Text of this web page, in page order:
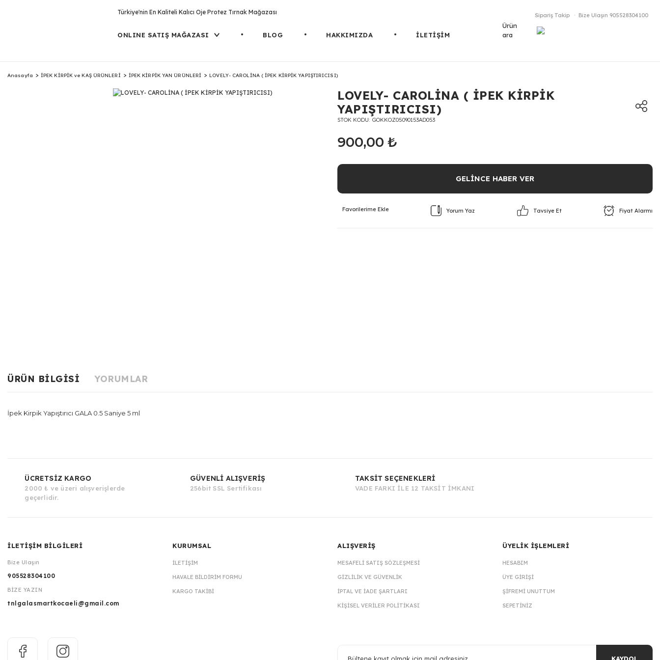
Türkiye'nin En Kaliteli Kalıcı Oje Protez Tırnak Mağazası
ONLINE SATIŞ MAĞAZASI BLOG HAKKIMIZDA İLETİŞİM
Sipariş Takip Bize Ulaşın 905528304100
Ürün
ara
Anasayfa İPEK KİRPİK ve KAŞ ÜRÜNLERİ İPEK KİRPİK YAN ÜRÜNLERİ LOVELY- CAROLİNA ( İPEK KİRPİK YAPIŞTIRICISI)
LOVELY- CAROLİNA ( İPEK KİRPİK
YAPIŞTIRICISI)
STOK KODU GOKKOZ05090153AD053
900,00 ₺
GELİNCE HABER VER
Yorum Yaz Tavsiye Et Fiyat Alarmı
ÜRÜN BILGISI YORUMLAR
İpek Kirpik Yapıştırıcı GALA 0.5 Saniye 5 ml
ÜCRETSİZ KARGO
2000 ₺ ve üzeri alışverişlerde
geçerlidir.
GÜVENLİ ALIŞVERİŞ
256bit SSL Sertifikası
TAKSİT SEÇENEKLERİ
VADE FARKI İLE 12 TAKSİT İMKANI
İLETİŞİM BİLGİLERİ
Bize Ulaşın
905528304100
BİZE YAZIN
tnlgalasmartkocaeli@gmail.com
KURUMSAL
İLETIŞIM
HAVALE BILDIRIM FORMU
KARGO TAKIBI
ALIŞVERİŞ
MESAFELI SATIŞ SÖZLEŞMESI
GIZLILIK VE GÜVENLIK
İPTAL VE İADE ŞARTLARI
KIŞISEL VERILER POLITIKASI
ÜYELİK İŞLEMLERİ
HESABIM
ÜYE GIRIŞI
ŞIFREMI UNUTTUM
SEPETINIZ
KAYDOL